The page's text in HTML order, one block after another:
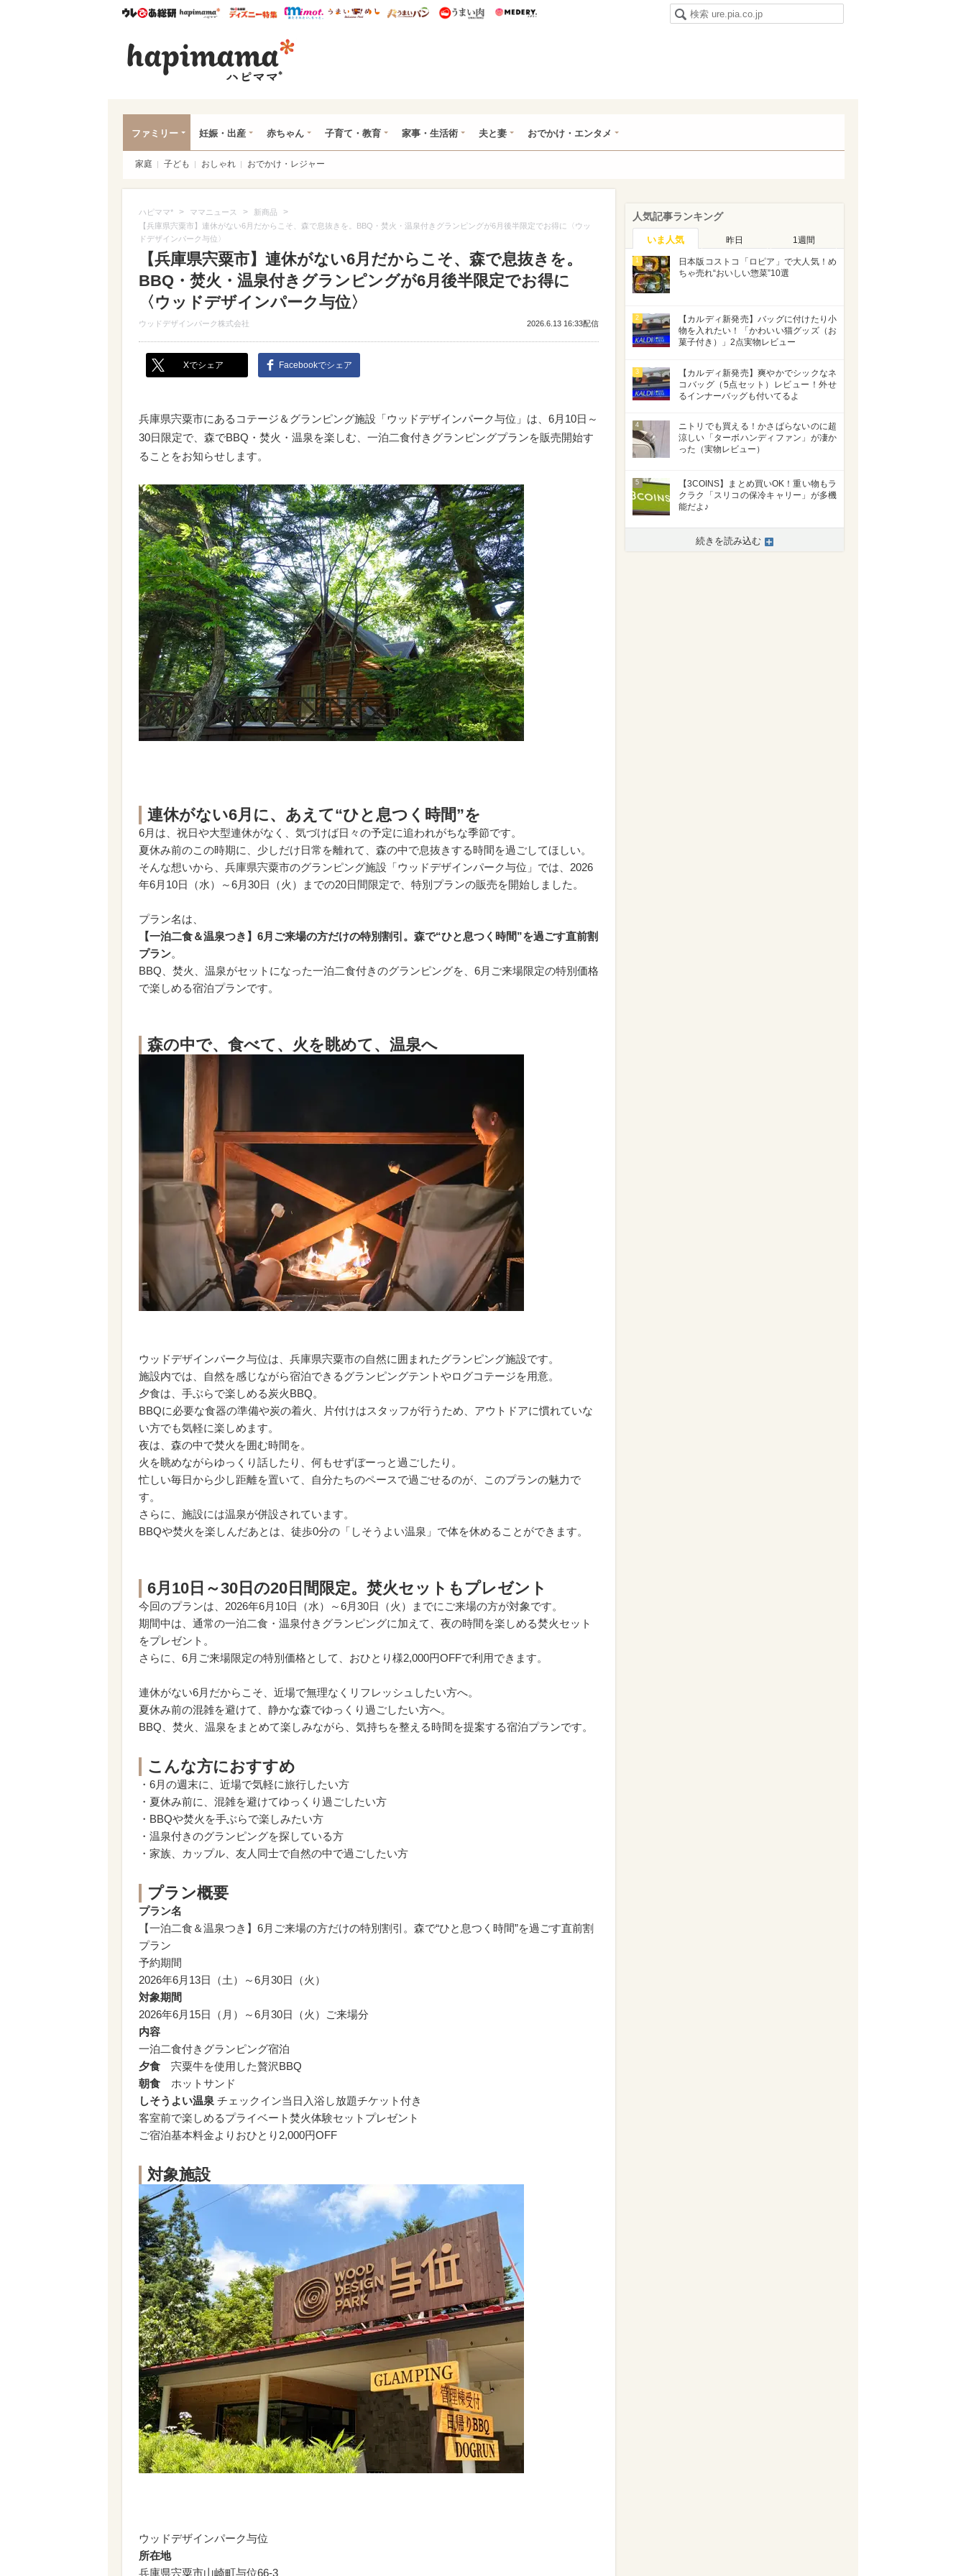
ウレぴあ総研ハピママ* ウレぴあ総研 ディズニー特集
mimot. うまいめし うまいパン うまい肉
ファミリー 妊娠・出産 赤ちゃん 子育て・教育 家事・生活術 夫と妻 おでかけ・エンタメ
家庭 子ども おしゃれ おでかけ・レジャー
ハピママ* > ママニュース > 新商品 >
【兵庫県宍粟市】連休がない6月だからこそ、森で息抜きを。BBQ・焚火・温泉付きグランピングが6月後半限定でお得に〈ウッ
ドデザインパーク与位〉
【兵庫県宍粟市】連休がない6月だからこそ、森で息抜きを。
BBQ・焚火・温泉付きグランピングが6月後半限定でお得に
〈ウッドデザインパーク与位〉
ウッドデザインパーク株式会社 2026.6.13 16:33配信
Xでシェア Facebookでシェア
兵庫県宍粟市にあるコテージ＆グランピング施設「ウッドデザインパーク与位」は、6月10日～
30日限定で、森でBBQ・焚火・温泉を楽しむ、一泊二食付きグランピングプランを販売開始す
ることをお知らせします。
連休がない6月に、あえて“ひと息つく時間”を
6月は、祝日や大型連休がなく、気づけば日々の予定に追われがちな季節です。
夏休み前のこの時期に、少しだけ日常を離れて、森の中で息抜きする時間を過ごしてほしい。
そんな想いから、兵庫県宍粟市のグランピング施設「ウッドデザインパーク与位」では、2026
年6月10日（水）～6月30日（火）までの20日間限定で、特別プランの販売を開始しました。
プラン名は、
【一泊二食＆温泉つき】6月ご来場の方だけの特別割引。森で“ひと息つく時間”を過ごす直前割
プラン。
BBQ、焚火、温泉がセットになった一泊二食付きのグランピングを、6月ご来場限定の特別価格
で楽しめる宿泊プランです。
森の中で、食べて、火を眺めて、温泉へ
ウッドデザインパーク与位は、兵庫県宍粟市の自然に囲まれたグランピング施設です。
施設内では、自然を感じながら宿泊できるグランピングテントやログコテージを用意。
夕食は、手ぶらで楽しめる炭火BBQ。
BBQに必要な食器の準備や炭の着火、片付けはスタッフが行うため、アウトドアに慣れていな
い方でも気軽に楽しめます。
夜は、森の中で焚火を囲む時間を。
火を眺めながらゆっくり話したり、何もせずぼーっと過ごしたり。
忙しい毎日から少し距離を置いて、自分たちのペースで過ごせるのが、このプランの魅力で
す。
さらに、施設には温泉が併設されています。
BBQや焚火を楽しんだあとは、徒歩0分の「しそうよい温泉」で体を休めることができます。
6月10日～30日の20日間限定。焚火セットもプレゼント
今回のプランは、2026年6月10日（水）～6月30日（火）までにご来場の方が対象です。
期間中は、通常の一泊二食・温泉付きグランピングに加えて、夜の時間を楽しめる焚火セット
をプレゼント。
さらに、6月ご来場限定の特別価格として、おひとり様2,000円OFFで利用できます。
連休がない6月だからこそ、近場で無理なくリフレッシュしたい方へ。
夏休み前の混雑を避けて、静かな森でゆっくり過ごしたい方へ。
BBQ、焚火、温泉をまとめて楽しみながら、気持ちを整える時間を提案する宿泊プランです。
こんな方におすすめ
・6月の週末に、近場で気軽に旅行したい方
・夏休み前に、混雑を避けてゆっくり過ごしたい方
・BBQや焚火を手ぶらで楽しみたい方
・温泉付きのグランピングを探している方
・家族、カップル、友人同士で自然の中で過ごしたい方
プラン概要
プラン名
【一泊二食＆温泉つき】6月ご来場の方だけの特別割引。森で“ひと息つく時間”を過ごす直前割
プラン
予約期間
2026年6月13日（土）～6月30日（火）
対象期間
2026年6月15日（月）～6月30日（火）ご来場分
内容
一泊二食付きグランピング宿泊
夕食 宍粟牛を使用した贅沢BBQ
朝食 ホットサンド
しそうよい温泉 チェックイン当日入浴し放題チケット付き
客室前で楽しめるプライベート焚火体験セットプレゼント
ご宿泊基本料金よりおひとり2,000円OFF
対象施設
ウッドデザインパーク与位
所在地
兵庫県宍粟市山崎町与位66-3
人気記事ランキング
いま人気 昨日 1週間
1
日本版コストコ「ロピア」で大人気！め
ちゃ売れ“おいしい惣菜”10選
2
【カルディ新発売】バッグに付けたり小
物を入れたい！「かわいい猫グッズ（お
菓子付き）」2点実物レビュー
3
【カルディ新発売】爽やかでシックなネ
コバッグ（5点セット）レビュー！外せ
るインナーバッグも付いてるよ
4
ニトリでも買える！かさばらないのに超
涼しい「ターボハンディファン」が凄か
った（実物レビュー）
5
【3COINS】まとめ買いOK！重い物もラ
クラク「スリコの保冷キャリー」が多機
能だよ♪
続きを読み込む